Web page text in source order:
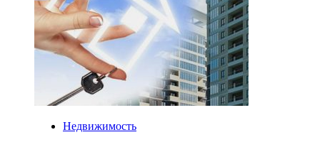
Недвижимость